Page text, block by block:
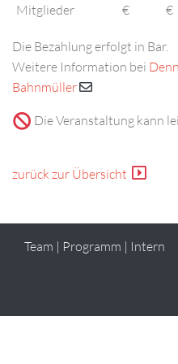
Mitglieder
€
€
Die Bezahlung erfolgt in Bar.
Weitere Information bei
Bahnmüller
Die Veranstaltung kann
zurück zur Übersicht
Team | Programm | Intern